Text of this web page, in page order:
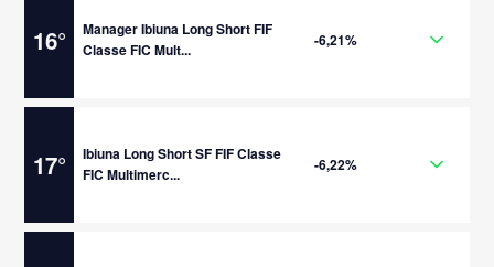
16°
Manager Ibiuna Long Short FIF
Classe FIC Mult...
-6,21%
17°
Ibiuna Long Short SF FIF Classe
FIC Multimerc...
-6,22%